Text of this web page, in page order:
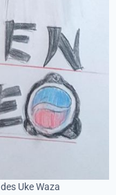
Uke Waza